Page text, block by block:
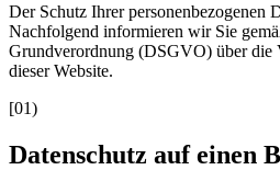
Der Schutz Ihrer personenbezogenen
Nachfolgend informieren wir Sie
Grundverordnung (DSGVO) über die
dieser Website.
[01)
Datenschutz auf einen